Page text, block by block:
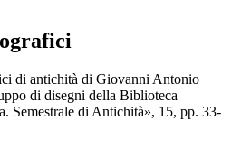
di antichità di Giovanni Antonio
di disegni della Biblioteca
Semestrale di Antichità», 15, pp. 33-